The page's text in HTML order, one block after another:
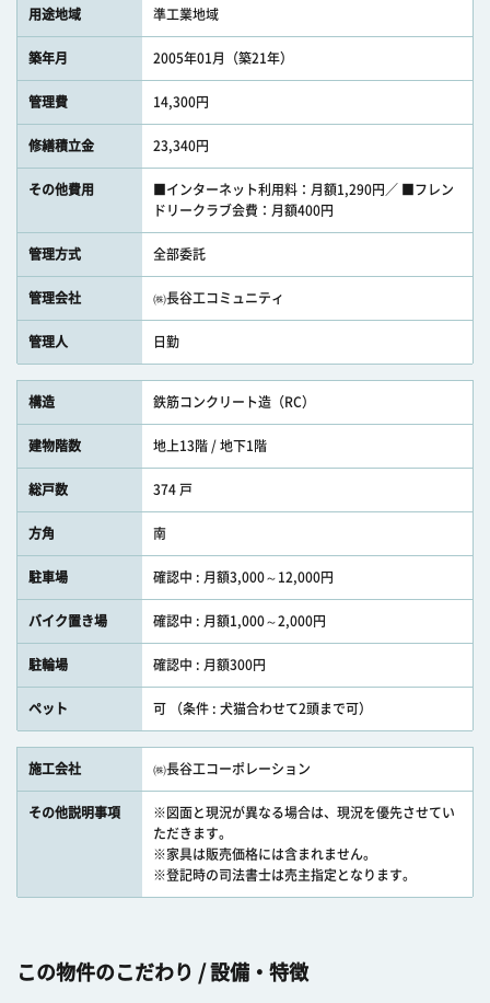
用途地域 準工業地域
築年月 2005年01月（築21年）
管理費 14,300円
修繕積立金 23,340円
その他費用
■インターネット利用料：月額1,290円／ ■フレン
ドリークラブ会費：月額400円
管理方式 全部委託
管理会社 ㈱長谷工コミュニティ
管理人 日勤
構造 鉄筋コンクリート造（RC）
建物階数 地上13階 / 地下1階
総戸数 374 戸
方角 南
駐車場 確認中 : 月額3,000～12,000円
バイク置き場 確認中 : 月額1,000～2,000円
駐輪場 確認中 : 月額300円
ペット 可 （条件 : 犬猫合わせて2頭まで可）
施工会社 ㈱長谷工コーポレーション
その他説明事項
※図面と現況が異なる場合は、現況を優先させてい
ただきます。
※家具は販売価格には含まれません。
※登記時の司法書士は売主指定となります。
この物件のこだわり / 設備・特徴